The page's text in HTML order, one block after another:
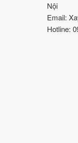
Nội
Email:
Hotline: